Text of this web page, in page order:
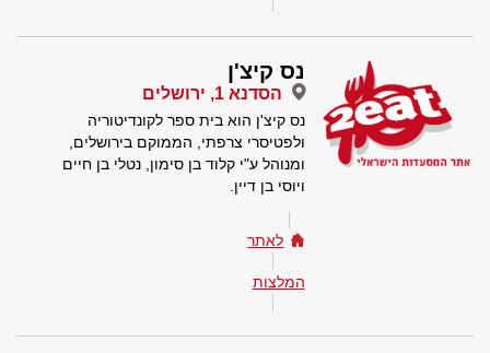
נס קיצ'ן
הסדנא 1, ירושלים
נס קיצ'ן הוא בית ספר לקונדיטוריה
ולפטיסרי צרפתי, הממוקם בירושלים,
ומנוהל ע"י קלוד בן סימון, נטלי בן חיים
ויוסי בן דיין.
לאתר
המלצות